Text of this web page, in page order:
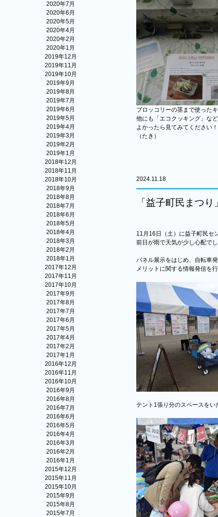
2020年7月
2020年6月
2020年5月
2020年4月
2020年2月
2020年1月
2019年12月
2019年11月
2019年10月
2019年9月
2019年8月
2019年7月
2019年6月
2019年5月
2019年4月
2019年3月
2019年2月
2019年1月
2018年12月
2018年11月
2018年10月
2018年9月
2018年8月
2018年7月
2018年6月
2018年5月
2018年4月
2018年3月
2018年2月
2018年1月
2017年12月
2017年11月
2017年10月
2017年9月
2017年8月
2017年7月
2017年6月
2017年5月
2017年4月
2017年2月
2017年1月
2016年12月
2016年11月
2016年10月
2016年9月
2016年8月
2016年7月
2016年6月
2016年5月
2016年4月
2016年3月
2016年2月
2016年1月
2015年12月
2015年11月
2015年10月
2015年9月
2015年8月
2015年7月
ブロッコリーの茎まで使った
他にも「エコクッキング」な
よかったら見てみてください！
（たき）
2024.11.18
「益子町民まつ
11月16日（土）に益子町民セ
前日が雨で天気が少し心配で
パネル展示をはじめ、自転車
メリットに関する情報発信を
テント1張り分のスペースを